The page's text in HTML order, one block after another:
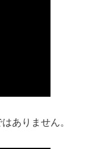
ありません。